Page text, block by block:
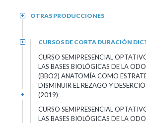
OTRAS PRODUCCIONES
+
CURSOS DE CORTA DURACIÓN
+
CURSO SEMIPRESENCIAL
LAS BASES BIOLÓGICAS DE LA
(BBO2) ANATOMÍA COMO
DISMINUIR EL REZAGO Y
(2019)
+
CURSO SEMIPRESENCIAL
LAS BASES BIOLÓGICAS DE LA